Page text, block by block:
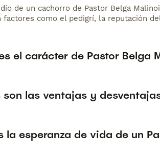
de un cachorro de Pastor Belga
factores como el pedigrí, la reputación
el carácter de Pastor Belga
son las ventajas y
la esperanza de vida de un